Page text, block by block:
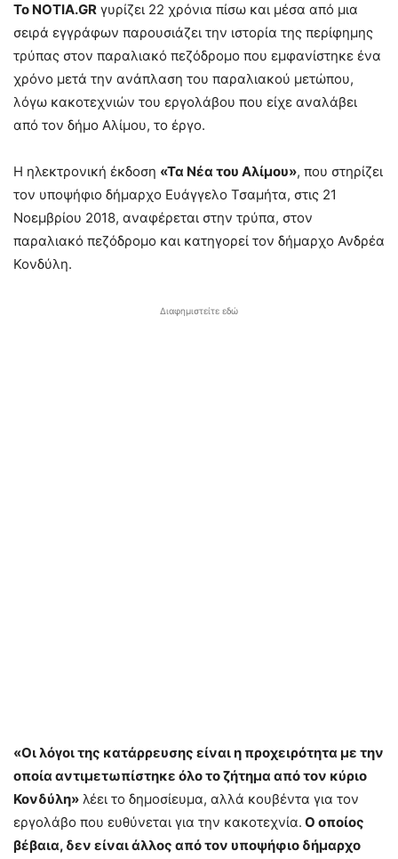
Το NOTIA.GR γυρίζει 22 χρόνια πίσω και μέσα από μια
σειρά εγγράφων παρουσιάζει την ιστορία της περίφημης
τρύπας στον παραλιακό πεζόδρομο που εμφανίστηκε ένα
χρόνο μετά την ανάπλαση του παραλιακού μετώπου,
λόγω κακοτεχνιών του εργολάβου που είχε αναλάβει
από τον δήμο Αλίμου, το έργο.
Η ηλεκτρονική έκδοση «Τα Νέα του Αλίμου», που στηρίζει
τον υποψήφιο δήμαρχο Ευάγγελο Τσαμήτα, στις 21
Νοεμβρίου 2018, αναφέρεται στην τρύπα, στον
παραλιακό πεζόδρομο και κατηγορεί τον δήμαρχο Ανδρέα
Κονδύλη.
Διαφημιστείτε εδώ
«Οι λόγοι της κατάρρευσης είναι η προχειρότητα με την
οποία αντιμετωπίστηκε όλο το ζήτημα από τον κύριο
Κονδύλη» λέει το δημοσίευμα, αλλά κουβέντα για τον
εργολάβο που ευθύνεται για την κακοτεχνία. Ο οποίος
βέβαια, δεν είναι άλλος από τον υποψήφιο δήμαρχο